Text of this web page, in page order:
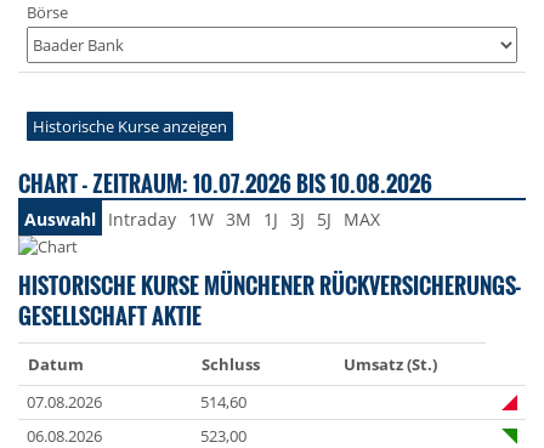
Börse
Historische Kurse anzeigen
CHART - ZEITRAUM: 10.07.2026 BIS 10.08.2026
Auswahl Intraday 1W 3M 1J 3J 5J MAX
HISTORISCHE KURSE MÜNCHENER RÜCKVERSICHERUNGS-
GESELLSCHAFT AKTIE
Datum Schluss
Umsatz (St.)
07.08.2026
514,60
06.08.2026
523,00